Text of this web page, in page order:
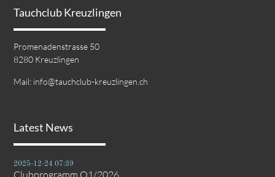
Tauchclub Kreuzlingen
Promenadenstrasse 50
8280 Kreuzlingen
Mail: info@tauchclub-kreuzlingen.ch
Latest News
2025-12-24 07:39